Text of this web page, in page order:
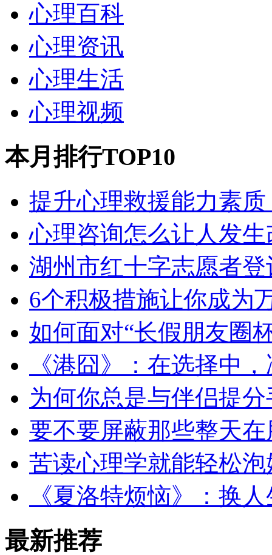
心理百科
心理资讯
心理生活
心理视频
本月排行TOP10
提升心理救援能力素
心理咨询怎么让人发
湖州市红十字志愿者
6个积极措施让你成为
如何面对“长假朋友圈
《港囧》：在选择中
为何你总是与伴侣提
要不要屏蔽那些整天
苦读心理学就能轻松
《夏洛特烦恼》：换
最新推荐